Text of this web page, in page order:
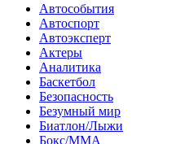
Автособытия
Автоспорт
Автоэксперт
Актеры
Аналитика
Баскетбол
Безопасность
Безумный мир
Биатлон/Лыжи
Бокс/MMA